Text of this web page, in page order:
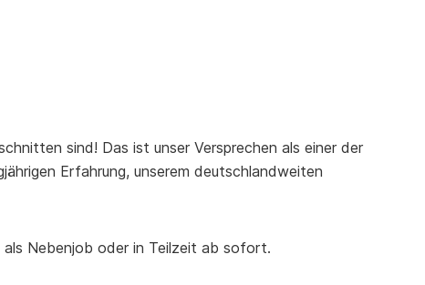
sind! Das ist unser Versprechen als einer der
Erfahrung, unserem deutschlandweiten
Nebenjob oder in Teilzeit ab sofort.